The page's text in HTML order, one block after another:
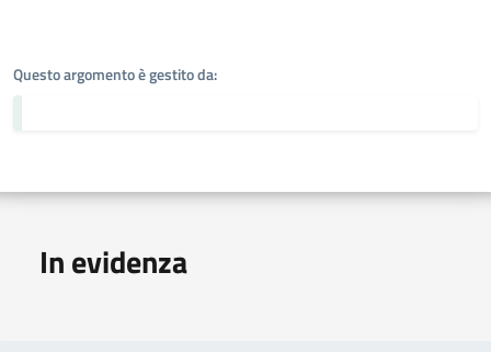
Questo argomento è gestito da:
In evidenza